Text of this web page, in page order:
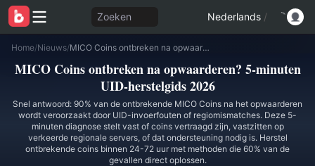
Zoeken Nederlands /
Home/Nieuws/ MICO Coins ontbreken na opwaarderen? 5-minuten UID-herstelgids 2026
MICO Coins ontbreken na opwaarderen? 5-minuten
UID-herstelgids 2026
Snel antwoord: 90% van de ontbrekende MICO Coins na het opwaarderen
wordt veroorzaakt door UID-invoerfouten of regiomismatches. Deze 5-
minuten diagnose stelt vast of coins vertraagd zijn, vastzitten op
verkeerde regionale servers, of dat ondersteuning nodig is. Herstel
ontbrekende coins binnen 24-72 uur met methoden die 60% van de
gevallen direct oplossen.